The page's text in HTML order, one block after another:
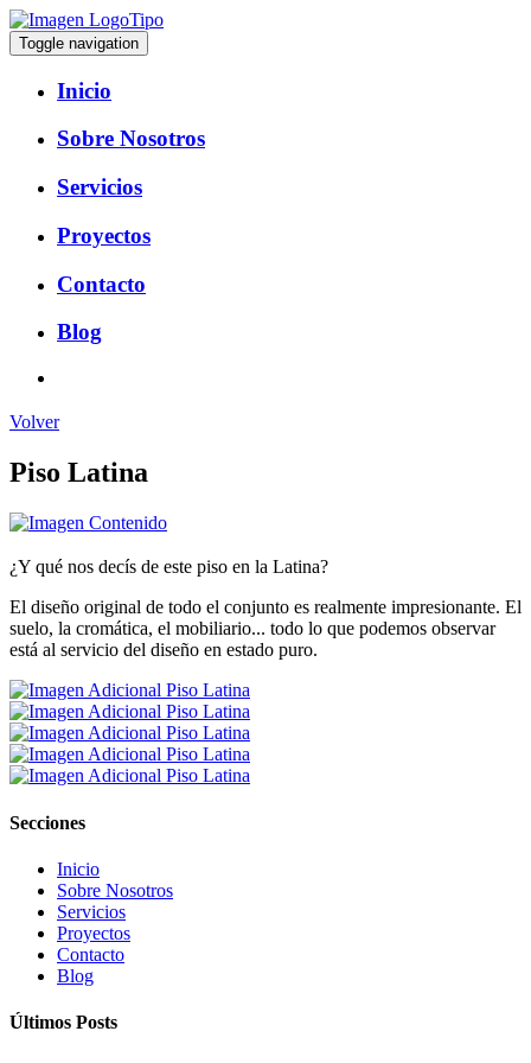
Toggle navigation
Inicio
Sobre Nosotros
Servicios
Proyectos
Contacto
Blog
Volver
Piso Latina
¿Y qué nos decís de este piso en la Latina?
El diseño original de todo el conjunto es realmente impresionante. El
suelo, la cromática, el mobiliario... todo lo que podemos observar
está al servicio del diseño en estado puro.
Secciones
Inicio
Sobre Nosotros
Servicios
Proyectos
Contacto
Blog
Últimos Posts